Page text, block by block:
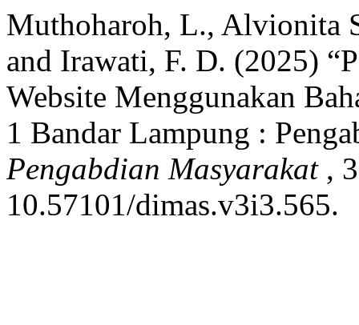
Muthoharoh, L., Alvionita
and Irawati, F. D. (2025)
Website Menggunakan
1 Bandar Lampung :
Pengabdian Masyarakat ,
10.57101/dimas.v3i3.565.